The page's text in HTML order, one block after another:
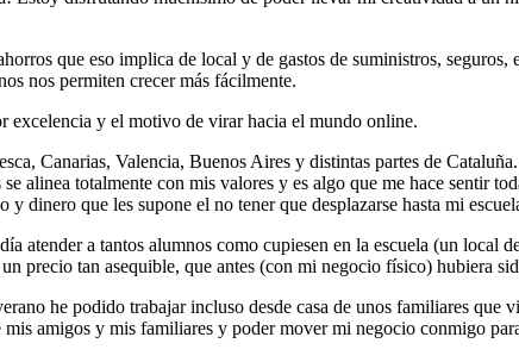
que eso implica de local y de gastos de suministros,
nos permiten crecer más fácilmente.
excelencia y el motivo de virar hacia el mundo online.
Canarias, Valencia, Buenos Aires y distintas partes de
alinea totalmente con mis valores y es algo que me hace sentir
dinero que les supone el no tener que desplazarse hasta mi
atender a tantos alumnos como cupiesen en la escuela (un local
precio tan asequible, que antes (con mi negocio físico) hubiera
he podido trabajar incluso desde casa de unos familiares
amigos y mis familiares y poder mover mi negocio conmigo